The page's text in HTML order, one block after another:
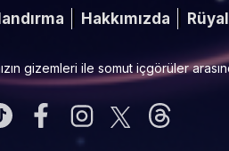
Hakkımızda
gizemleri ile somut içgörüler